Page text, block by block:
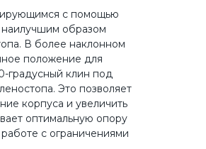
с помощью
наилучшим образом
В более наклонном
положение для
градусный клин под
Это позволяет
корпуса и увеличить
оптимальную опору
с ограничениями